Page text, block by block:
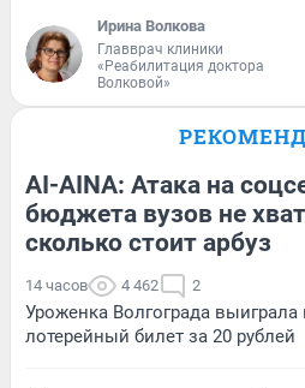
Ирина Волкова
Главврач клиники
«Реабилитация доктора
Волковой»
AI-AINA: Атака на
бюджета вузов не
сколько стоит арбуз
14 часов 4 462 2
Уроженка Волгограда
лотерейный билет за 20 рублей